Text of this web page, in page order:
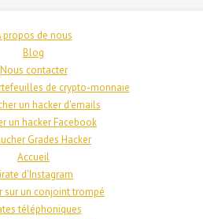
propos de nous
Blog
Nous contacter
de crypto-monnaie
un hacker d'emails
un hacker Facebook
Grades Hacker
Accueil
d'Instagram
sur un conjoint trompé
téléphoniques
English (UK)
العربية
Deutsch
Deutsch (Österreich)
Deutsch (Schweiz)
Español
فارسی